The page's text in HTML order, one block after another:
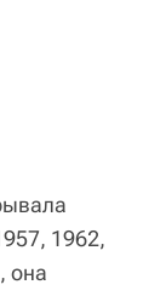
1962,
она